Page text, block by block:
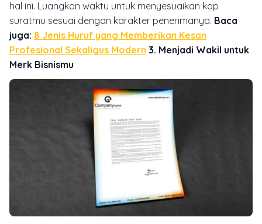
hal ini. Luangkan waktu untuk menyesuaikan kop
suratmu sesuai dengan karakter penerimanya. Baca
juga: 8 Jenis Huruf yang Memberikan Kesan
Profesional Sekaligus Modern 3. Menjadi Wakil untuk
Merk Bisnismu